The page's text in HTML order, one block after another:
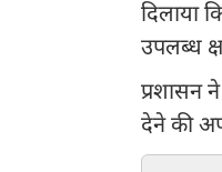
दिलाया
उपलब्ध
प्रशासन
देने की